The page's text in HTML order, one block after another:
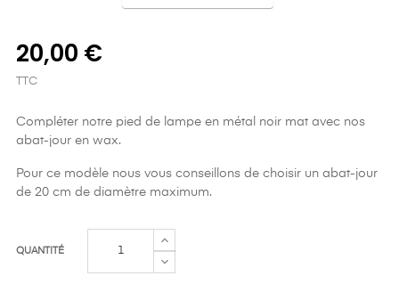
20,00 €
TTC
Compléter notre pied de lampe en métal noir mat avec nos
abat-jour en wax.
Pour ce modèle nous vous conseillons de choisir un abat-jour
de 20 cm de diamètre maximum.
QUANTITÉ